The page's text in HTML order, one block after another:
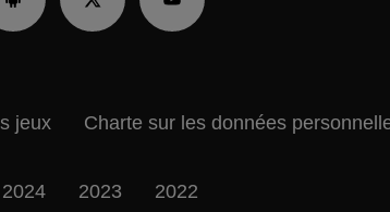
jeux Charte sur les données
2024 2023 2022